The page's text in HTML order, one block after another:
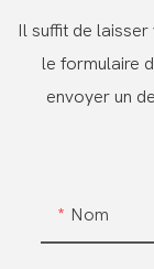
Il suffit de
le formulaire
envoyer un
Nom